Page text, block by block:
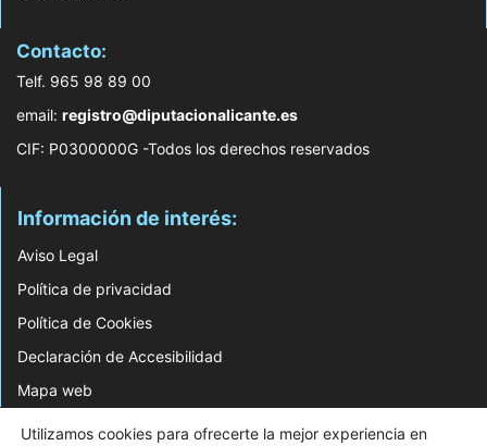
Contacto:
Telf. 965 98 89 00
email: registro@diputacionalicante.es
CIF: P0300000G -Todos los derechos reservados
Información de interés:
Aviso Legal
Política de privacidad
Política de Cookies
Declaración de Accesibilidad
Mapa web
© 2026 Web Desarrollada por el Servicio de Informática de Diputación de
Utilizamos cookies para ofrecerte la mejor experiencia en